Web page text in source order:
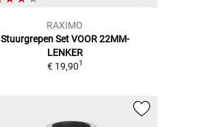
RAXIMO
Stuurgrepen Set VOOR 22MM-
LENKER
€ 19,901